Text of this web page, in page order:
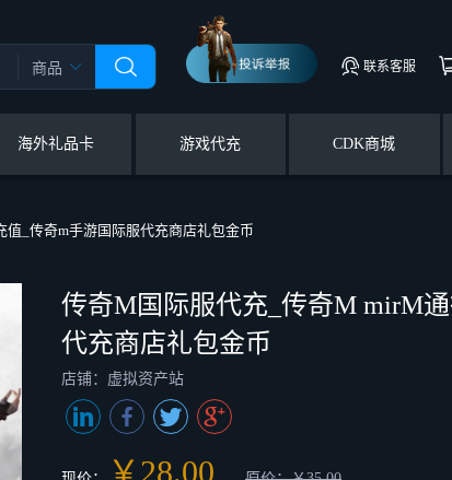
商品 联系客服
海外礼品卡 游戏代充 CDK商城
_传奇m手游国际服代充商店礼包金币
传奇M国际服代充_传奇M mirM
代充商店礼包金币
店铺：虚拟资产站
￥28.00